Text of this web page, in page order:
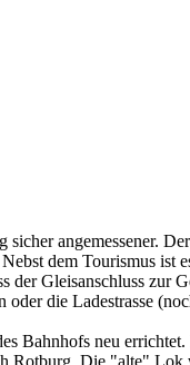
angemessener.
dem Tourismus ist
der Gleisanschluss zur
die Ladestrasse
Bahnhofs neu
Rotburg. Die "alte" Lok